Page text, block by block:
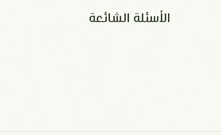
الأسئلة الشائعة